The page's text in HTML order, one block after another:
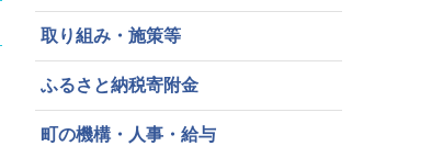
取り組み・施策等
ふるさと納税寄附金
町の機構・人事・給与